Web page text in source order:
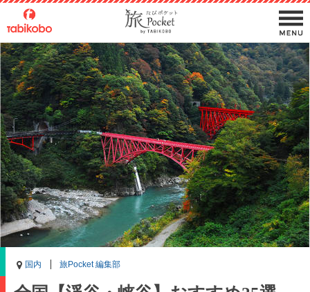
国内 旅Pocket 編集部